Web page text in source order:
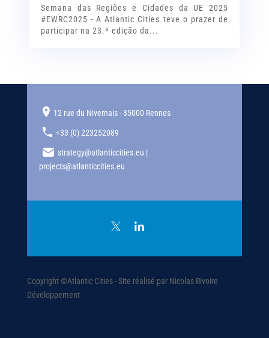
Semana das Regiões e Cidades da UE 2025
#EWRC2025 - A Atlantic Cities teve o prazer de
participar na 23.ª edição da...
12 rue du Nivernais - 35000 Rennes
+33 (0) 223252089
strategy@atlanticcities.eu |
projects@atlanticcities.eu
Copyright ©Atlantic Cities - Site réalisé par Nicolas Rivoire
Développement